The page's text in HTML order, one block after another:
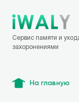
Сервис памяти и
захоронениями
На главную